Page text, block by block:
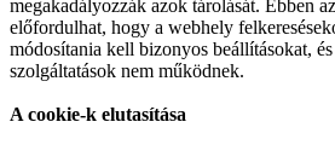
megakadályozzák azok tárolását. Ebben
előfordulhat, hogy a webhely
módosítania kell bizonyos beállításokat,
szolgáltatások nem működnek.
A cookie-k elutasítása